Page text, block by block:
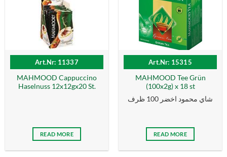
Art.Nr: 11337
MAHMOOD Cappuccino
Haselnuss 12x12gx20 St.
READ MORE
Art.Nr: 15315
MAHMOOD Tee Grün
(100x2g) x 18 st
شاي محمود اخضر 100 ظرف
READ MORE